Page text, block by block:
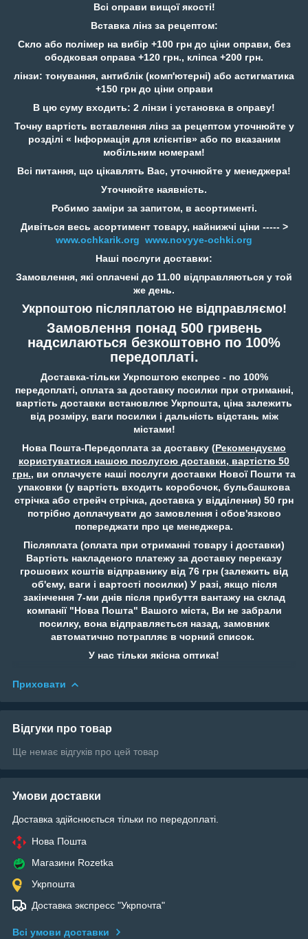
Всі оправи вищої якості!
Вставка лінз за рецептом:
Скло або полімер на вибір +100 грн до ціни оправи, без
ободковая оправа +120 грн., кліпса +200 грн.
лінзи: тонування, антиблік (комп'ютерні) або астигматика
+150 грн до ціни оправи
В цю суму входить: 2 лінзи і установка в оправу!
Точну вартість вставлення лінз за рецептом уточнюйте у
розділі « Інформація для клієнтів» або по вказаним
мобільним номерам!
Всі питання, що цікавлять Вас, уточнюйте у менеджера!
Уточнюйте наявність.
Робимо заміри за запитом, в асортименті.
Дивіться весь асортимент товару, найнижчі ціни ----- >
www.ochkarik.org www.novyye-ochki.org
Наші послуги доставки:
Замовлення, які оплачені до 11.00 відправляються у той
же день.
Укрпоштою післяплатою не відправляємо!
Замовлення понад 500 гривень
надсилаються безкоштовно по 100%
передоплаті.
Доставка-тільки Укрпоштою експрес - по 100%
передоплаті, оплата за доставку посилки при отриманні,
вартість доставки встановлює Укрпошта, ціна залежить
від розміру, ваги посилки і дальність відстань між
містами!
Нова Пошта-Передоплата за доставку (Рекомендуємо
користуватися нашою послугою доставки, вартістю 50
грн., ви оплачуєте наші послуги доставки Нової Пошти та
упаковки (у вартість входить коробочок, бульбашкова
стрічка або стрейч стрічка, доставка у відділення) 50 грн
потрібно доплачувати до замовлення і обов'язково
попереджати про це менеджера.
Післяплата (оплата при отриманні товару і доставки)
Вартість накладеного платежу за доставку переказу
грошових коштів відправнику від 76 грн (залежить від
об'єму, ваги і вартості посилки) У разі, якщо після
закінчення 7-ми днів після прибуття вантажу на склад
компанії "Нова Пошта" Вашого міста, Ви не забрали
посилку, вона відправляється назад, замовник
автоматично потрапляє в чорний список.
У нас тільки якісна оптика!
Приховати
Відгуки про товар
Ще немає відгуків про цей товар
Умови доставки
Доставка здійснюється тільки по передоплаті.
Нова Пошта
Магазини Rozetka
Укрпошта
Доставка экспресс "Укрпочта"
Всі умови доставки